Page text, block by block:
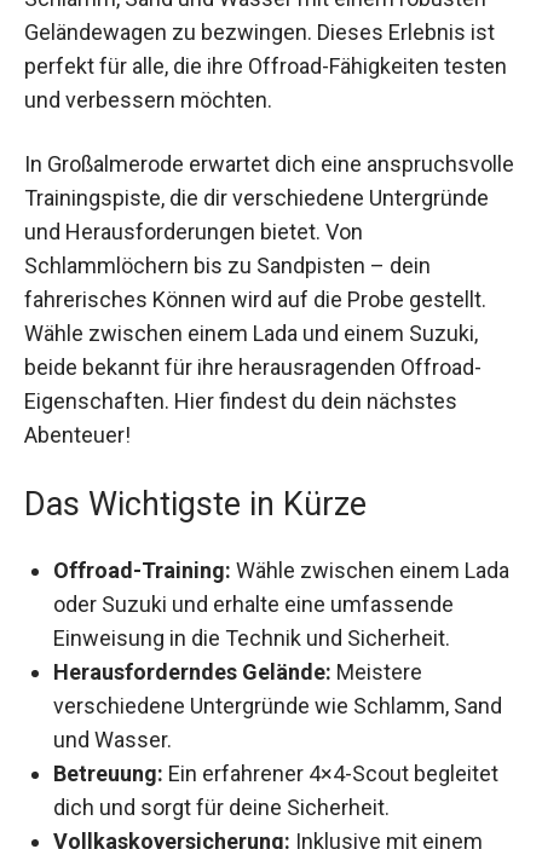
Geländewagen zu bezwingen. Dieses Erlebnis ist
perfekt für alle, die ihre Offroad-Fähigkeiten
testen und verbessern möchten.
In Großalmerode erwartet dich eine
anspruchsvolle Trainingspiste, die dir
verschiedene Untergründe und
Herausforderungen bietet. Von Schlammlöchern
bis zu Sandpisten – dein fahrerisches Können
wird auf die Probe gestellt. Wähle zwischen
einem Lada und einem Suzuki, beide bekannt für
ihre herausragenden Offroad-Eigenschaften. Hier
findest du dein nächstes Abenteuer!
Das Wichtigste in Kürze
Offroad-Training:
Wähle zwischen einem
Lada oder Suzuki und erhalte eine
umfassende Einweisung in die Technik und
Sicherheit.
Herausforderndes Gelände: Meistere
verschiedene Untergründe wie Schlamm,
Sand und Wasser.
Betreuung:
Ein erfahrener 4×4-Scout begleitet
dich und sorgt für deine Sicherheit.